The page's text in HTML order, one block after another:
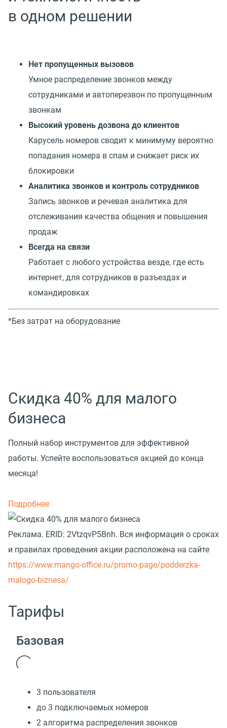
в одном решении
Нет пропущенных вызовов
Умное распределение звонков между
сотрудниками и автоперезвон по пропущенным
звонкам
Высокий уровень дозвона до клиентов
Карусель номеров сводит к минимуму вероятно
попадания номера в спам и снижает риск их
блокировки
Аналитика звонков и контроль сотрудников
Запись звонков и речевая аналитика для
отслеживания качества общения и повышения
продаж
Всегда на связи
Работает с любого устройства везде, где есть
интернет, для сотрудников в разъездах и
командировках
*Без затрат на оборудование
Скидка 40% для малого
бизнеса
Полный набор инструментов для эффективной
работы. Успейте воспользоваться акцией до конца
месяца!
Подробнее
Реклама. ERID: 2VtzqvP5Bnh. Вся информация о сроках
и правилах проведения акции расположена на сайте
https://www.mango-office.ru/promo-page/podderzka-
malogo-biznesa/
Тарифы
Базовая
3 пользователя
до 3 подключаемых номеров
2 алгоритма распределения звонков